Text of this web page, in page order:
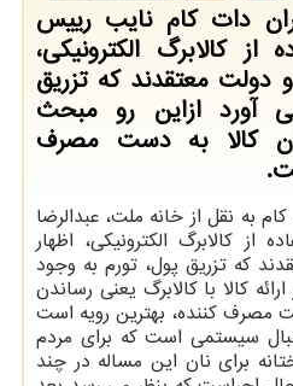
دات کام نایب رییس
کالابرگ الکترونیکی،
معتقدند که تزریق
آورد ازاین رو مبحث
کالا به دست مصرف
به نقل از خانه ملت، عبدالرضا
از کالابرگ الکترونیکی، اظهار
که تزریق پول، تورم به وجود
کالا با کالابرگ یعنی رساندن
مصرف کننده، بهترین رویه است
سیستمی است که برای مردم
برای نان این مساله در چند